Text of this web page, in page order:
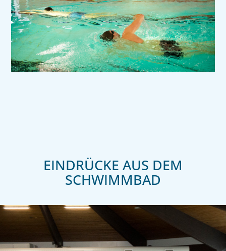
EINDRÜCKE AUS DEM
SCHWIMMBAD